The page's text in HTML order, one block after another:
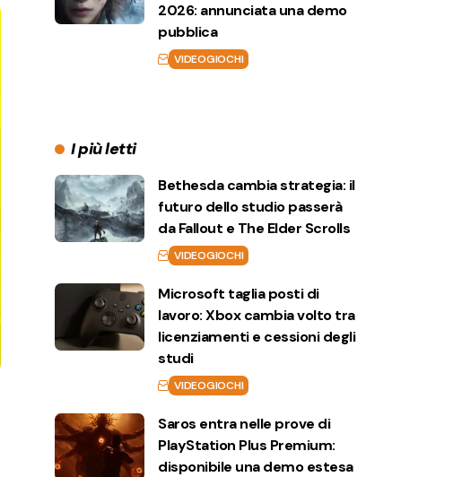
2026: annunciata una demo
pubblica
VIDEOGIOCHI
I più letti
Bethesda cambia strategia: il
futuro dello studio passerà
da Fallout e The Elder Scrolls
VIDEOGIOCHI
Microsoft taglia posti di
lavoro: Xbox cambia volto tra
licenziamenti e cessioni degli
studi
VIDEOGIOCHI
Saros entra nelle prove di
PlayStation Plus Premium:
disponibile una demo estesa